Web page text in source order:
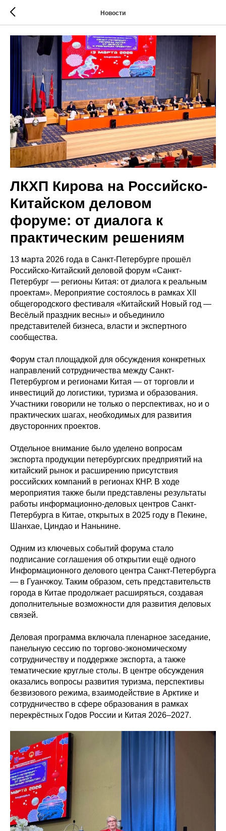
Новости
ЛКХП Кирова на Российско-
Китайском деловом
форуме: от диалога к
практическим решениям
13 марта 2026 года в Санкт-Петербурге прошёл
Российско-Китайский деловой форум «Санкт-
Петербург — регионы Китая: от диалога к реальным
проектам». Мероприятие состоялось в рамках XII
общегородского фестиваля «Китайский Новый год —
Весёлый праздник весны» и объединило
представителей бизнеса, власти и экспертного
сообщества.
Форум стал площадкой для обсуждения конкретных
направлений сотрудничества между Санкт-
Петербургом и регионами Китая — от торговли и
инвестиций до логистики, туризма и образования.
Участники говорили не только о перспективах, но и о
практических шагах, необходимых для развития
двусторонних проектов.
Отдельное внимание было уделено вопросам
экспорта продукции петербургских предприятий на
китайский рынок и расширению присутствия
российских компаний в регионах КНР. В ходе
мероприятия также были представлены результаты
работы информационно-деловых центров Санкт-
Петербурга в Китае, открытых в 2025 году в Пекине,
Шанхае, Циндао и Наньнине.
Одним из ключевых событий форума стало
подписание соглашения об открытии ещё одного
Информационного делового центра Санкт-Петербурга
— в Гуанчжоу. Таким образом, сеть представительств
города в Китае продолжает расширяться, создавая
дополнительные возможности для развития деловых
связей.
Деловая программа включала пленарное заседание,
панельную сессию по торгово-экономическому
сотрудничеству и поддержке экспорта, а также
тематические круглые столы. В центре обсуждения
оказались вопросы развития туризма, перспективы
безвизового режима, взаимодействие в Арктике и
сотрудничество в сфере образования в рамках
перекрёстных Годов России и Китая 2026–2027.